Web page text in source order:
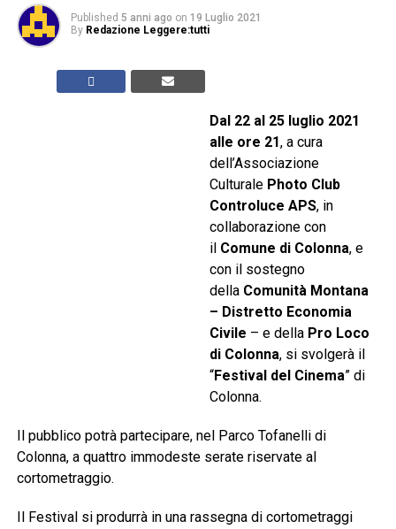
Published 5 anni ago on 19 Luglio 2021
By Redazione Leggere:tutti
Dal 22 al 25 luglio 2021
alle ore 21, a cura
dell’Associazione
Culturale Photo Club
Controluce APS, in
collaborazione con
il Comune di Colonna, e
con il sostegno
della Comunità Montana
– Distretto Economia
Civile – e della Pro Loco
di Colonna, si svolgerà il
“Festival del Cinema” di
Colonna.
Il pubblico potrà partecipare, nel Parco Tofanelli di
Colonna, a quattro immodeste serate riservate al
cortometraggio.
Il Festival si produrrà in una rassegna di cortometraggi